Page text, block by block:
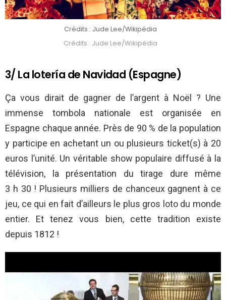
Crédits : Jude Lee/Wikipédia
Crédits : Jude Lee/Wikipédia
3/ La lotería de Navidad (Espagne)
Ça vous dirait de gagner de l’argent à Noël ? Une
immense tombola nationale est organisée en
Espagne chaque année. Près de 90 % de la population
y participe en achetant un ou plusieurs ticket(s) à 20
euros l’unité. Un véritable show populaire diffusé à la
télévision, la présentation du tirage dure même
3 h 30 ! Plusieurs milliers de chanceux gagnent à ce
jeu, ce qui en fait d’ailleurs le plus gros loto du monde
entier. Et tenez vous bien, cette tradition existe
depuis 1812 !